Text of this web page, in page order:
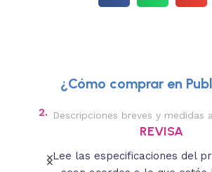
¿Cómo comprar en
2. Descripciones breves y medidas
REVISA
Lee las especificaciones del